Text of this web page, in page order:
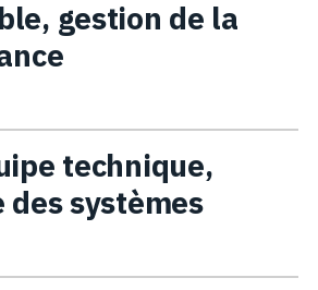
gestion de la
technique,
systèmes